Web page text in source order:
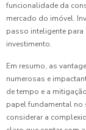
funcionalidade da
mercado do imóvel.
passo inteligente
investimento.
Em resumo, as
numerosas e
de tempo e a
papel fundamental no
considerar a